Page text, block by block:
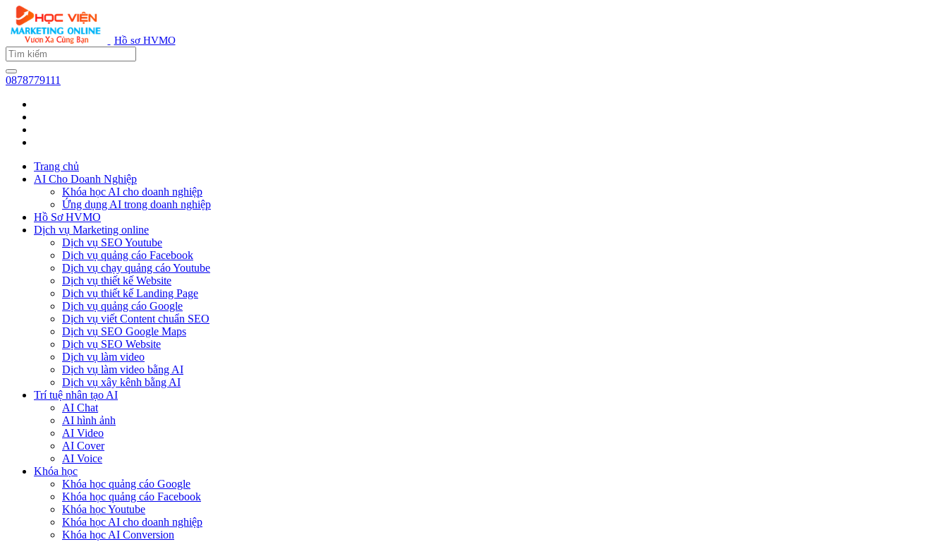
Hồ sơ HVMO
0878779111
Trang chủ
AI Cho Doanh Nghiệp
Khóa học AI cho doanh nghiệp
Ứng dụng AI trong doanh nghiệp
Hồ Sơ HVMO
Dịch vụ Marketing online
Dịch vụ SEO Youtube
Dịch vụ quảng cáo Facebook
Dịch vụ chạy quảng cáo Youtube
Dịch vụ thiết kế Website
Dịch vụ thiết kế Landing Page
Dịch vụ quảng cáo Google
Dịch vụ viết Content chuẩn SEO
Dịch vụ SEO Google Maps
Dịch vụ SEO Website
Dịch vụ làm video
Dịch vụ làm video bằng AI
Dịch vụ xây kênh bằng AI
Trí tuệ nhân tạo AI
AI Chat
AI hình ảnh
AI Video
AI Cover
AI Voice
Khóa học
Khóa học quảng cáo Google
Khóa học quảng cáo Facebook
Khóa học Youtube
Khóa học AI cho doanh nghiệp
Khóa học AI Conversion